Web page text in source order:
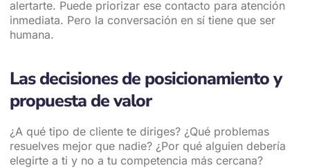
alertarte. Puede priorizar ese contacto para atención
inmediata. Pero la conversación en sí tiene que ser
humana.
Las decisiones de posicionamiento y
propuesta de valor
¿A qué tipo de cliente te diriges? ¿Qué problemas
resuelves mejor que nadie? ¿Por qué alguien debería
elegirte a ti y no a tu competencia más cercana?